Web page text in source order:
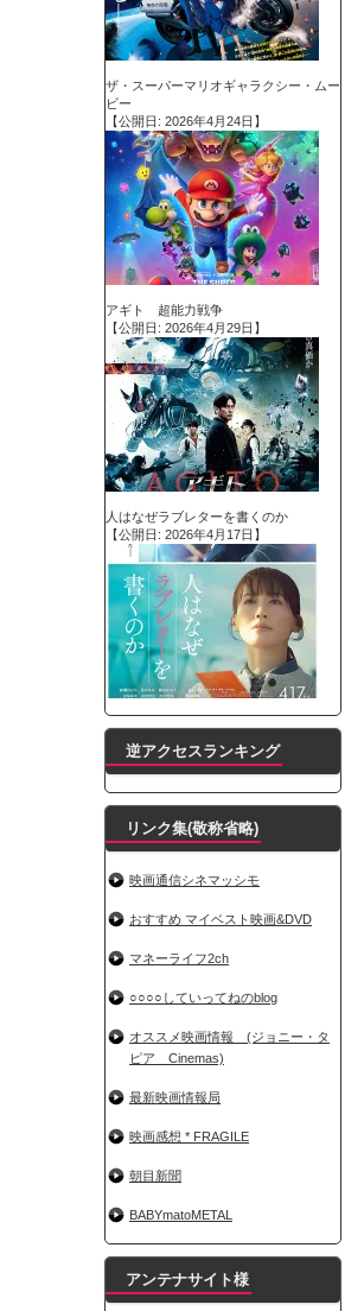
ザ・スーパーマリオギャラクシー・ムー
ビー
【公開日: 2026年4月24日】
アギト 超能力戦争
【公開日: 2026年4月29日】
人はなぜラブレターを書くのか
【公開日: 2026年4月17日】
逆アクセスランキング
リンク集(敬称省略)
映画通信シネマッシモ
おすすめ マイベスト映画&DVD
マネーライフ2ch
○○○○していってねのblog
オススメ映画情報 (ジョニー・タ
ピア Cinemas)
最新映画情報局
映画感想 * FRAGILE
朝目新聞
BABYmatoMETAL
アンテナサイト様